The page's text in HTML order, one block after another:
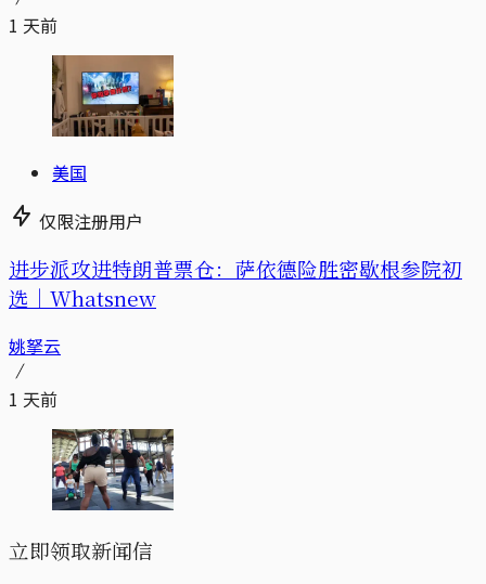
1 天前
美国
仅限注册用户
进步派攻进特朗普票仓：萨依德险胜密歇根参院初
选｜Whatsnew
姚拏云
1 天前
立即领取新闻信